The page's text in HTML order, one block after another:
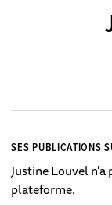
SES PUBLICATIONS
Justine Louvel
plateforme.